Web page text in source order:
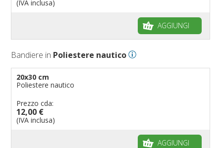
Bandiere per eventi religiosi
Bandiere per ambasciate
Bandiere per riserve naturali e parchi
Bandiere per musicisti
(IVA inclusa)
AGGIUNGI
Bandiere in Poliestere nautico
20x30 cm
Poliestere nautico
Prezzo cda:
12,00 €
(IVA inclusa)
AGGIUNGI